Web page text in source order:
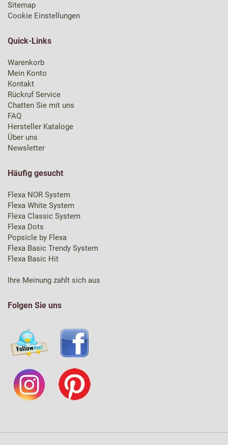
Sitemap
Cookie Einstellungen
Quick-Links
Warenkorb
Mein Konto
Kontakt
Rückruf Service
Chatten Sie mit uns
FAQ
Hersteller Kataloge
Über uns
Newsletter
Häufig gesucht
Flexa NOR System
Flexa White System
Flexa Classic System
Flexa Dots
Popsicle by Flexa
Flexa Basic Trendy System
Flexa Basic Hit
Ihre Meinung zahlt sich aus
Folgen Sie uns